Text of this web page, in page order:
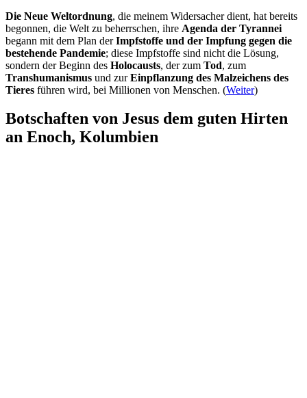
Die Neue Weltordnung, die meinem Widersacher dient, hat bereits
begonnen, die Welt zu beherrschen, ihre Agenda der Tyrannei
begann mit dem Plan derImpfstoffe und der Impfung gegen die
bestehende Pandemie; diese Impfstoffe sind nicht die Lösung,
sondern der Beginn des Holocausts, der zum Tod, zum
Transhumanismus und zurEinpflanzung des Malzeichens des
Tieres führen wird, bei Millionen von Menschen. (Weiter)
Botschaften von Jesus dem guten Hirten
an Enoch, Kolumbien